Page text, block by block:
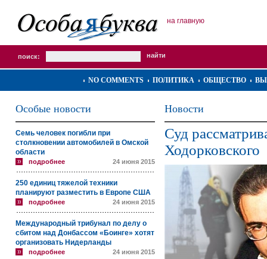
на главную
поиск:
NO COMMENTS ПОЛИТИКА ОБЩЕСТВО
Особые новости
Семь человек погибли при
столкновении автомобилей в Омской
области
подробнее 24 июня 2015
250 единиц тяжелой техники
планируют разместить в Европе США
подробнее 24 июня 2015
Международный трибунал по делу о
сбитом над Донбассом «Боинге» хотят
организовать Нидерланды
подробнее 24 июня 2015
Новости
Суд
Ходорковского